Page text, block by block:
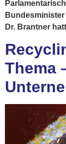
Dr. Brantner
Thema